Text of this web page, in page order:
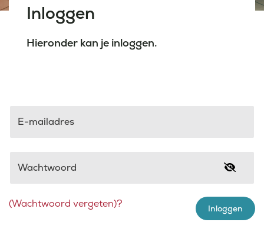
Inloggen
Hieronder kan je inloggen.
E-mailadres
Wachtwoord
Inloggen
(Wachtwoord vergeten)?